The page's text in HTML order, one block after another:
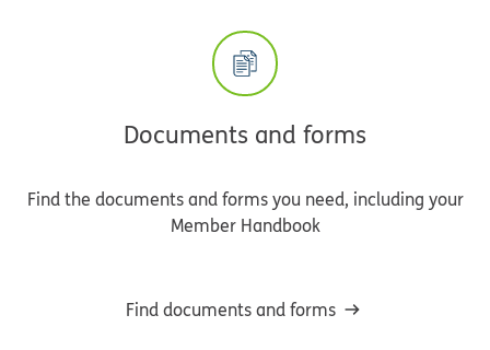
Documents and forms
Find the documents and forms you need, including your
Member Handbook
Find documents and forms